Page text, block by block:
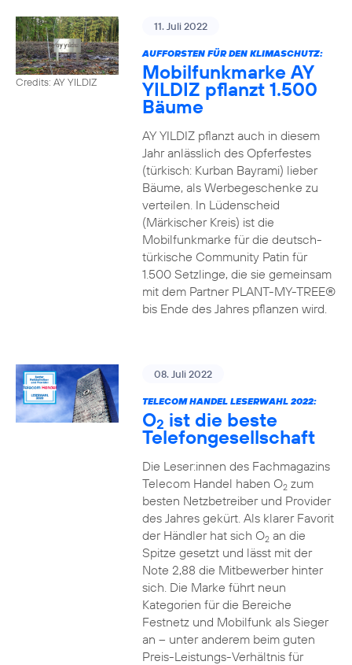
Credits: AY YILDIZ
11. Juli 2022
AUFFORSTEN FÜR DEN KLIMASCHUTZ:
Mobilfunkmarke AY
YILDIZ pflanzt 1.500
Bäume
AY YILDIZ pflanzt auch in diesem
Jahr anlässlich des Opferfestes
(türkisch: Kurban Bayrami) lieber
Bäume, als Werbegeschenke zu
verteilen. In Lüdenscheid
(Märkischer Kreis) ist die
Mobilfunkmarke für die deutsch-
türkische Community Patin für
1.500 Setzlinge, die sie gemeinsam
mit dem Partner PLANT-MY-TREE®
bis Ende des Jahres pflanzen wird.
08. Juli 2022
TELECOM HANDEL LESERWAHL 2022:
O2 ist die beste
Telefongesellschaft
Die Leser:innen des Fachmagazins
Telecom Handel haben O2zum
besten Netzbetreiber und Provider
des Jahres gekürt. Als klarer Favorit
der Händler hat sich O2an die
Spitze gesetzt und lässt mit der
Note 2,88 die Mitbewerber hinter
sich. Die Marke führt neun
Kategorien für die Bereiche
Festnetz und Mobilfunk als Sieger
an – unter anderem beim guten
Preis-Leistungs-Verhältnis für